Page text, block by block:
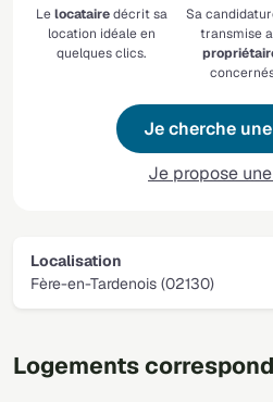
Lelocatairedécrit sa
location idéale en
quelques clics.
Sa
transmise
Je cherche
Je propose
Localisation
Fère-en-Tardenois (02130)
Logements